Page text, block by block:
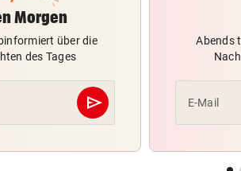
Morgen
über die
des Tages
send
Abschicken
Abends
E-Mail